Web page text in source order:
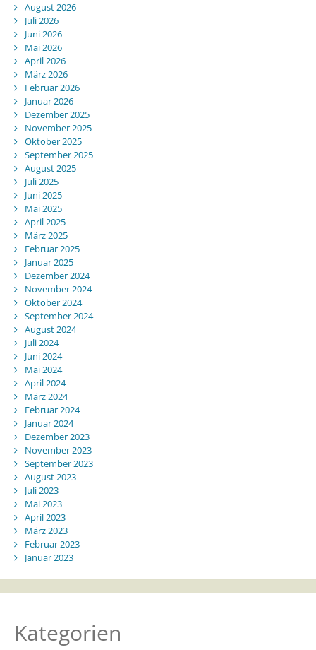
August 2026
Juli 2026
Juni 2026
Mai 2026
April 2026
März 2026
Februar 2026
Januar 2026
Dezember 2025
November 2025
Oktober 2025
September 2025
August 2025
Juli 2025
Juni 2025
Mai 2025
April 2025
März 2025
Februar 2025
Januar 2025
Dezember 2024
November 2024
Oktober 2024
September 2024
August 2024
Juli 2024
Juni 2024
Mai 2024
April 2024
März 2024
Februar 2024
Januar 2024
Dezember 2023
November 2023
September 2023
August 2023
Juli 2023
Mai 2023
April 2023
März 2023
Februar 2023
Januar 2023
Kategorien